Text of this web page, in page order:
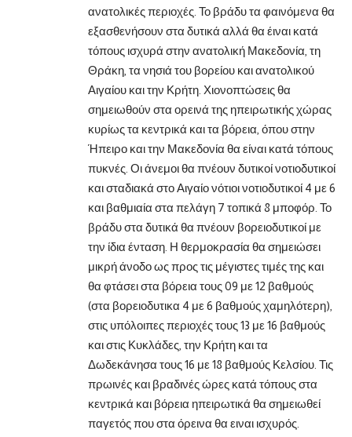
ανατολικές περιοχές. Το βράδυ τα φαινόμενα θα
εξασθενήσουν στα δυτικά αλλά θα έιναι κατά
τόπους ισχυρά στην ανατολική Μακεδονία, τη
Θράκη, τα νησιά του βορείου και ανατολικού
Αιγαίου και την Κρήτη. Χιονοπτώσεις θα
σημειωθούν στα ορεινά της ηπειρωτικής χώρας
κυρίως τα κεντρικά και τα βόρεια, όπου στην
Ήπειρο και την Μακεδονία θα είναι κατά τόπους
πυκνές. Οι άνεμοι θα πνέουν δυτικοί νοτιοδυτικοί
και σταδιακά στο Αιγαίο νότιοι νοτιοδυτικοί 4 με 6
και βαθμιαία στα πελάγη 7 τοπικά 8 μποφόρ. Το
βράδυ στα δυτικά θα πνέουν βορειοδυτικοί με
την ίδια ένταση. Η θερμοκρασία θα σημειώσει
μικρή άνοδο ως προς τις μέγιστες τιμές της και
θα φτάσει στα βόρεια τους 09 με 12 βαθμούς
(στα βορειοδυτικα 4 με 6 βαθμούς χαμηλότερη),
στις υπόλοιπες περιοχές τους 13 με 16 βαθμούς
και στις Κυκλάδες, την Κρήτη και τα
Δωδεκάνησα τους 16 με 18 βαθμούς Κελσίου. Τις
πρωινές και βραδινές ώρες κατά τόπους στα
κεντρικά και βόρεια ηπειρωτικά θα σημειωθεί
παγετός που στα όρεινα θα ειναι ισχυρός.